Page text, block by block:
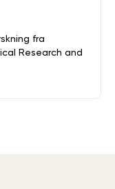
fra
Research and